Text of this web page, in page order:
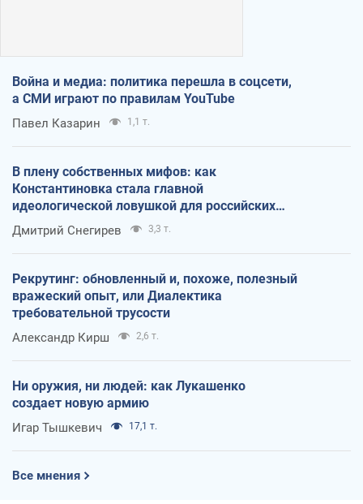
Война и медиа: политика перешла в соцсети,
а СМИ играют по правилам YouTube
Павел Казарин 1,1 т.
В плену собственных мифов: как
Константиновка стала главной
идеологической ловушкой для российских
оккупантов
Дмитрий Снегирев 3,3 т.
Рекрутинг: обновленный и, похоже, полезный
вражеский опыт, или Диалектика
требовательной трусости
Александр Кирш 2,6 т.
Ни оружия, ни людей: как Лукашенко
создает новую армию
Игар Тышкевич 17,1 т.
Все мнения